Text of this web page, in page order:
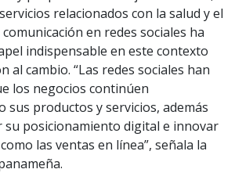
relacionados con la salud y el
en redes sociales ha
indispensable en este contexto
al cambio. “Las redes sociales han
los negocios continúen
sus productos y servicios, además
su posicionamiento digital e innovar
las ventas en línea”, señala la